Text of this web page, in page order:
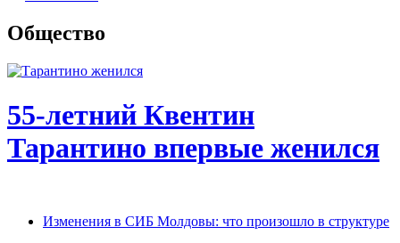
Общество
55-летний Квентин
Тарантино впервые женился
Изменения в СИБ Молдовы: что произошло в структуре